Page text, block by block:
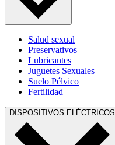
Salud sexual
Preservativos
Lubricantes
Juguetes Sexuales
Suelo Pélvico
Fertilidad
DISPOSITIVOS ELÉCTRICOS